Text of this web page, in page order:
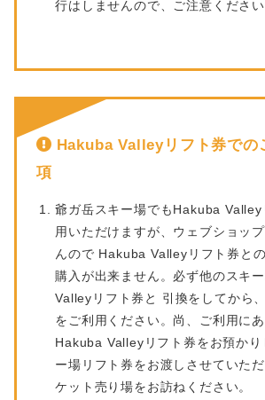
行はしませんので、ご注意ください
Hakuba Valleyリフト券での
項
爺ガ岳スキー場でもHakuba Valley
用いただけますが、ウェブショッ
んので Hakuba Valleyリフト券と
購入が出来ません。必ず他のスキ
Valleyリフト券と 引換をしてから
をご利用ください。尚、ご利用にあ
Hakuba Valleyリフト券をお預かり
ー場リフト券をお渡しさせていた
ケット売り場をお訪ねください。